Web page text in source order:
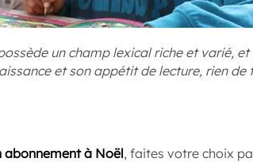
un champ lexical riche et varié, et
et son appétit de lecture, rien de
à Noël, faites votre choix